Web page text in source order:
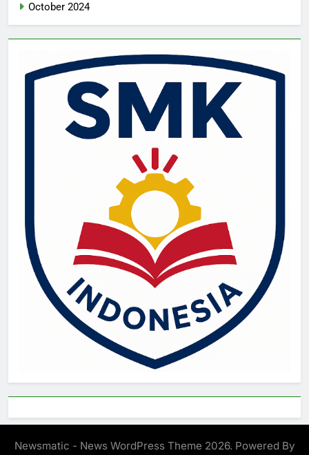
October 2024
Newsmatic - News WordPress Theme 2026. Powered By